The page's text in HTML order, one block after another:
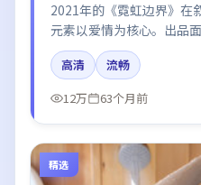
2021年的《霓虹边界》在
元素以爱情为核心。出品
冬雨、雷佳音、黄渤所饰
引发讨论。
高清
流畅
12万
63个月前
精选